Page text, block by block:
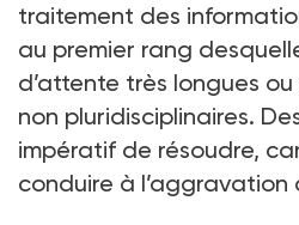
traitement des
au premier rang
d’attente très longues
non pluridisciplinaires.
impératif de résoudre,
conduire à l’aggravation